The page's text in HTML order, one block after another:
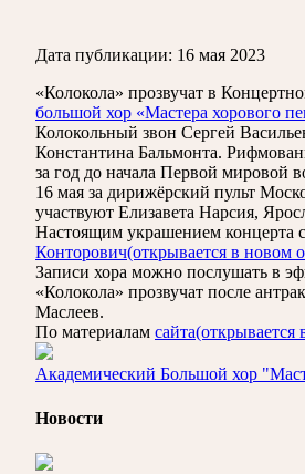
Дата публикации: 16 мая 2023
«Колокола» прозвучат в
большой хор «Мастера хорового
Колокольный звон Сергей
Константина Бальмонта.
за год до начала Первой мировой
16 мая за дирижёрский пульт
участвуют Елизавета Нарсия,
Настоящим украшением концерта
Конторович(открывается в новом
Записи хора можно послушать в
«Колокола» прозвучат после
Маслеев.
По материалам сайта(открывается
Академический Большой хор
Новости